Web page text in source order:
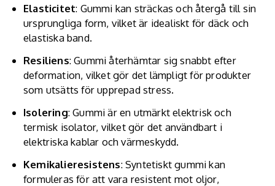
Elasticitet: Gummi kan sträckas och återgå till sin
ursprungliga form, vilket är idealiskt för däck och
elastiska band.
Resiliens: Gummi återhämtar sig snabbt efter
deformation, vilket gör det lämpligt för produkter
som utsätts för upprepad stress.
Isolering: Gummi är en utmärkt elektrisk och
termisk isolator, vilket gör det användbart i
elektriska kablar och värmeskydd.
Kemikalieresistens: Syntetiskt gummi kan
formuleras för att vara resistent mot oljor,